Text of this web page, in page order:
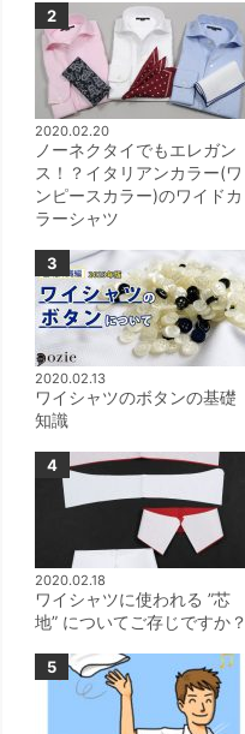
2020.02.20
ノーネクタイでもエレガン
ス！？イタリアンカラー(ワ
ンピースカラー)のワイドカ
ラーシャツ
2020.02.13
ワイシャツのボタンの基礎
知識
2020.02.18
ワイシャツに使われる ”芯
地” についてご存じですか？